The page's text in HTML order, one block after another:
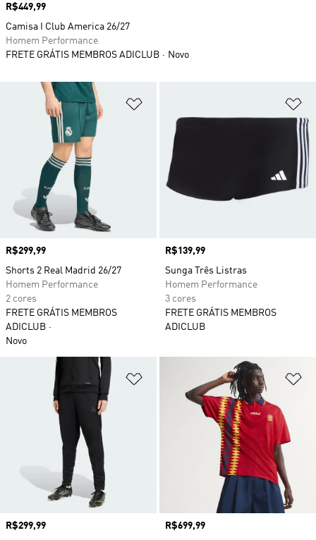
Preço
R$299,99
Shorts 2 Real Madrid 26/27
Homem Performance
2 cores
FRETE GRÁTIS MEMBROS
ADICLUB
Novo
Preço
R$139,99
Sunga Três Listras
Homem Performance
3 cores
FRETE GRÁTIS MEMBROS
ADICLUB
Adicionar à Lista de Desejos
Preço
R$299,99
Preço
R$699,99
Preço
R$449,99
Camisa I Club America 26/27
Homem Performance
FRETE GRÁTIS MEMBROS ADICLUB
Novo